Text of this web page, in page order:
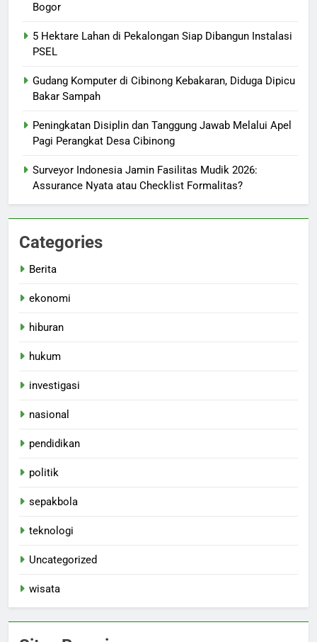
Bogor
5 Hektare Lahan di Pekalongan Siap Dibangun Instalasi
PSEL
Gudang Komputer di Cibinong Kebakaran, Diduga Dipicu
Bakar Sampah
Peningkatan Disiplin dan Tanggung Jawab Melalui Apel
Pagi Perangkat Desa Cibinong
Surveyor Indonesia Jamin Fasilitas Mudik 2026:
Assurance Nyata atau Checklist Formalitas?
Categories
Berita
ekonomi
hiburan
hukum
investigasi
nasional
pendidikan
politik
sepakbola
teknologi
Uncategorized
wisata